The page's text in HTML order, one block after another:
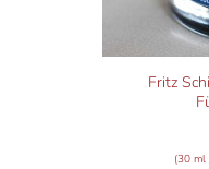
Fritz
(30